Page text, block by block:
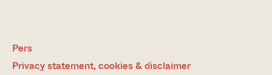
Pers
Privacy statement, cookies & disclaimer